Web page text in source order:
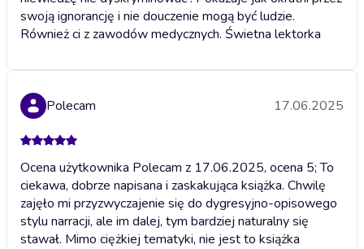
swoją ignorancję i nie douczenie mogą być ludzie.
Również ci z zawodów medycznych. Świetna lektorka
Polecam 17.06.2025
Ocena użytkownika Polecam z 17.06.2025, ocena 5; To
ciekawa, dobrze napisana i zaskakująca książka. Chwilę
zajęło mi przyzwyczajenie się do dygresyjno-opisowego
stylu narracji, ale im dalej, tym bardziej naturalny się
stawał. Mimo ciężkiej tematyki, nie jest to książka